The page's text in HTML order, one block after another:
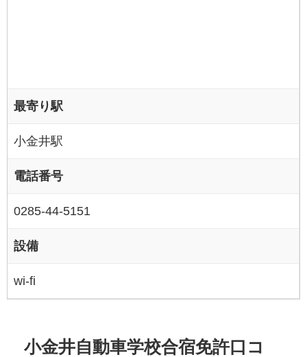
最寄り駅
小金井駅
電話番号
0285-44-5151
設備
wi-fi
小金井自動車学校合宿免許口コ